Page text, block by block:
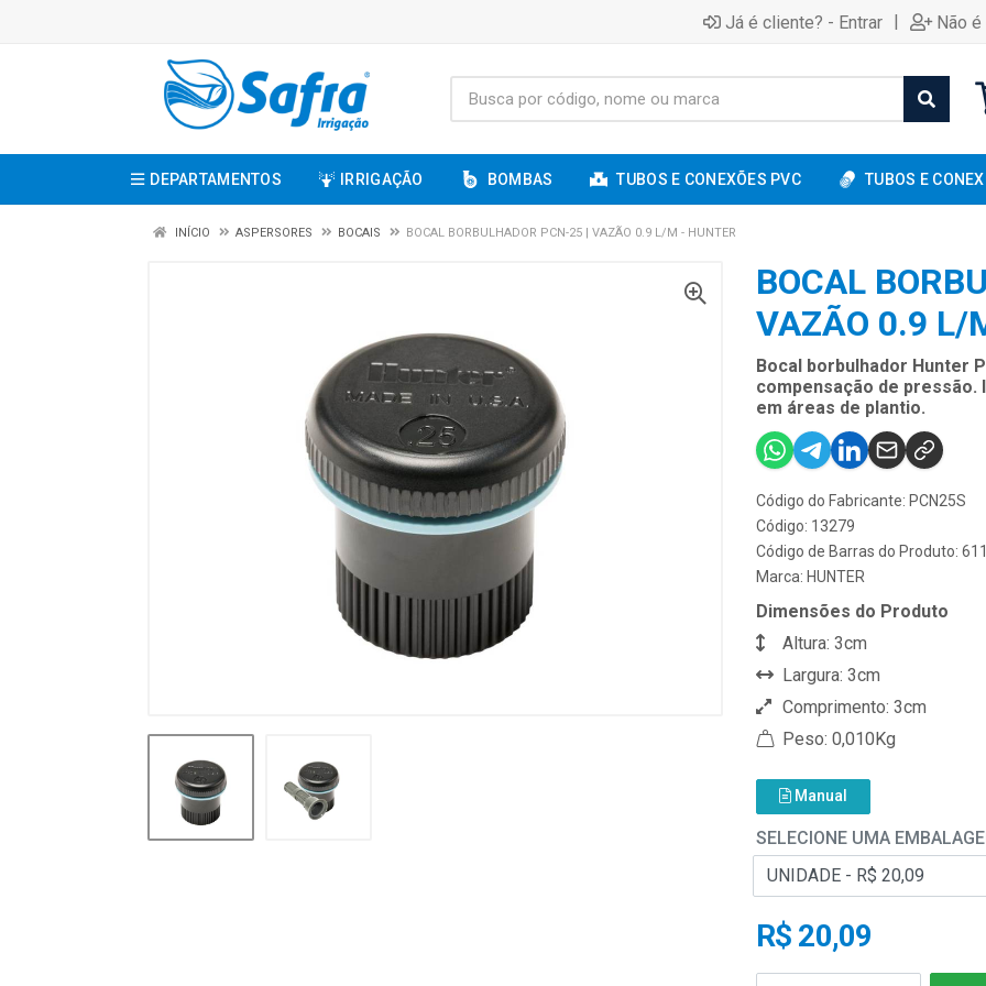
Já é cliente? - Entrar | Não
DEPARTAMENTOS IRRIGAÇÃO BOMBAS TUBOS E CONEXÕES PVC TUBOS E
INÍCIO ASPERSORES BOCAIS BOCAL BORBULHADOR PCN-25 | VAZÃO 0.9 L/M - HUNTER
BOCAL
VAZÃO 0.9 L/
Bocal borbulhador Hunter
compensação de
em áreas de plantio.
Código do Fabricante: PCN25S
Código: 13279
Código de Barras do Produto:
Marca: HUNTER
Dimensões do Produto
Altura: 3cm
Largura: 3cm
Comprimento: 3cm
Peso: 0,010Kg
Manual
SELECIONE UMA
R$ 20,09